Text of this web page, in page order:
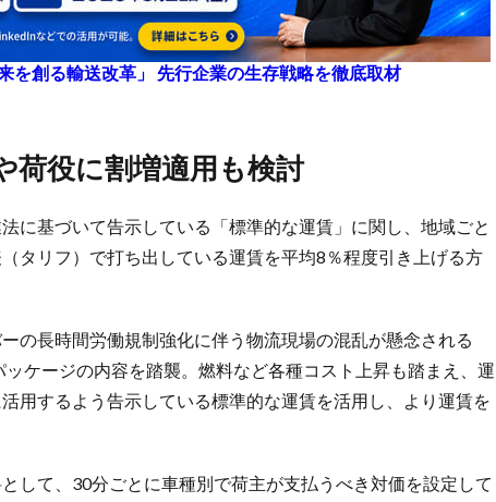
を創る輸送改革」 先行企業の生存戦略を徹底取材
荷役に割増適用も検討
に基づいて告示している「標準的な運賃」に関し、地域ごと
タリフ）で打ち出している運賃を平均8％程度引き上げる方
の長時間労働規制強化に伴う物流現場の混乱が懸念される
ッケージの内容を踏襲。燃料など各種コスト上昇も踏まえ、運
用するよう告示している標準的な運賃を活用し、より運賃を
して、30分ごとに車種別で荷主が支払うべき対価を設定して